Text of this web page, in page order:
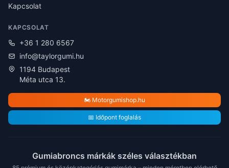
Kapcsolat
KAPCSOLAT
+36 1 280 6567
info@taylorgumi.hu
1194 Budapest
Méta utca 13.
🏍️ Motorgumishop.hu
📅 Időpont foglalás
Gumiabroncs márkák széles választékban